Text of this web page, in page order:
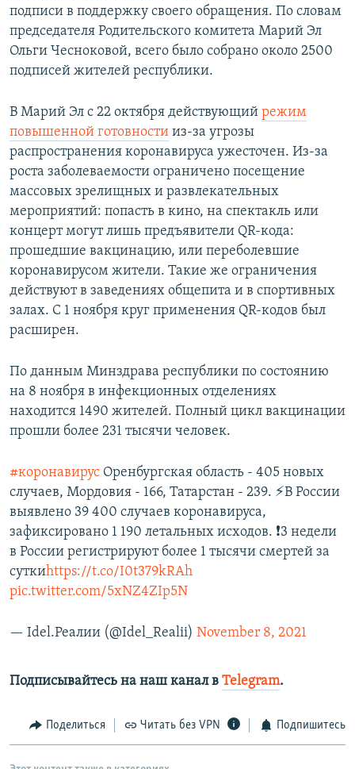
подписи в поддержку своего обращения. По словам
председателя Родительского комитета Марий Эл
Ольги Чесноковой, всего было собрано около 2500
подписей жителей республики.
В Марий Эл с 22 октября действующий режим
повышенной готовности из-за угрозы
распространения коронавируса ужесточен. Из-за
роста заболеваемости ограничено посещение
массовых зрелищных и развлекательных
мероприятий: попасть в кино, на спектакль или
концерт могут лишь предъявители QR-кода:
прошедшие вакцинацию, или переболевшие
коронавирусом жители. Такие же ограничения
действуют в заведениях общепита и в спортивных
залах. С 1 ноября круг применения QR-кодов был
расширен.
По данным Минздрава республики по состоянию
на 8 ноября в инфекционных отделениях
находится 1490 жителей. Полный цикл вакцинации
прошли более 231 тысячи человек.
#коронавирус Оренбургская область - 405 новых
случаев, Мордовия - 166, Татарстан - 239. ⚡️В России
выявлено 39 400 случаев коронавируса,
зафиксировано 1 190 летальных исходов. ❗️3 недели
в России регистрируют более 1 тысячи смертей за
суткиhttps://t.co/I0t379kRAh
pic.twitter.com/5xNZ4ZIp5N
— Idel.Реалии (@Idel_Realii) November 8, 2021
Подписывайтесь на наш канал в Telegram.
Поделиться Читать без VPN Подпишитесь